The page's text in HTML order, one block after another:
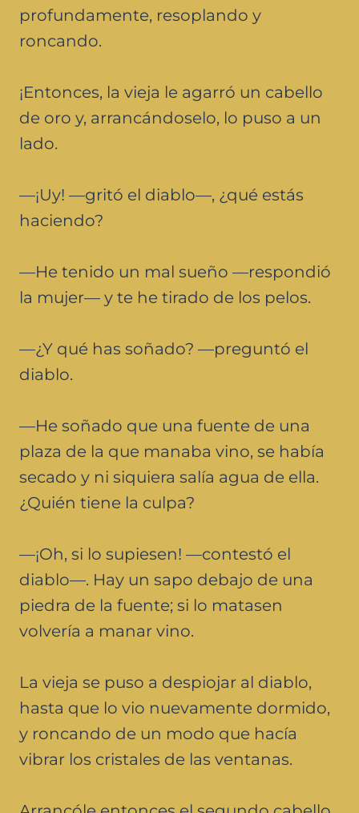
profundamente, resoplando y
roncando.
¡Entonces, la vieja le agarró un cabello
de oro y, arrancándoselo, lo puso a un
lado.
—¡Uy! —gritó el diablo—, ¿qué estás
haciendo?
—He tenido un mal sueño —respondió
la mujer— y te he tirado de los pelos.
—¿Y qué has soñado? —preguntó el
diablo.
—He soñado que una fuente de una
plaza de la que manaba vino, se había
secado y ni siquiera salía agua de ella.
¿Quién tiene la culpa?
—¡Oh, si lo supiesen! —contestó el
diablo—. Hay un sapo debajo de una
piedra de la fuente; si lo matasen
volvería a manar vino.
La vieja se puso a despiojar al diablo,
hasta que lo vio nuevamente dormido,
y roncando de un modo que hacía
vibrar los cristales de las ventanas.